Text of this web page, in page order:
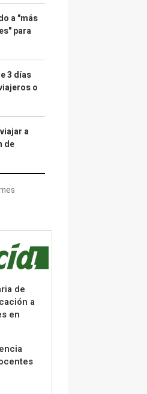
a "más
para
3 días
o
a
de
de
a
en